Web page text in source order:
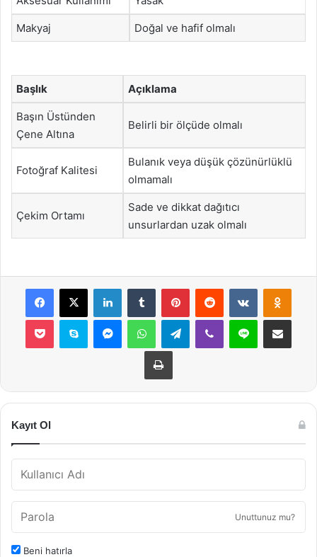
Makyaj Doğal ve hafif olmalı
Başlık Açıklama
Başın Üstünden
Çene Altına
Belirli bir ölçüde olmalı
Fotoğraf Kalitesi
Bulanık veya düşük çözünürlüklü
olmamalı
Çekim Ortamı
Sade ve dikkat dağıtıcı
unsurlardan uzak olmalı
Facebook
X LinkedInTumblr PinterestReddit VKontakte
Pocket Skype MessengerWhatsAppTelegramViber Line E-Posta ile
Yazdır
Kayıt Ol
Unuttunuz mu?
Beni hatırla